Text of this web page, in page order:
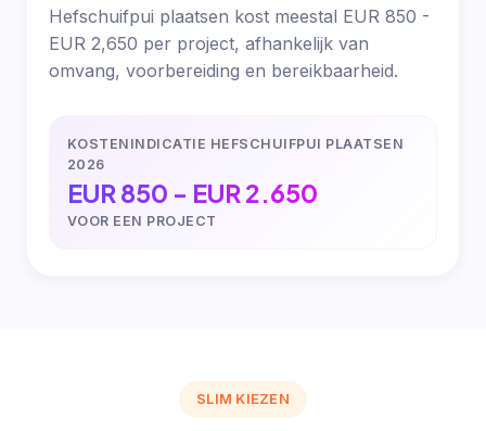
Hefschuifpui plaatsen kost meestal EUR 850 -
EUR 2,650 per project, afhankelijk van
omvang, voorbereiding en bereikbaarheid.
KOSTENINDICATIE HEFSCHUIFPUI PLAATSEN
2026
EUR 850 - EUR 2.650
VOOR EEN PROJECT
SLIM KIEZEN